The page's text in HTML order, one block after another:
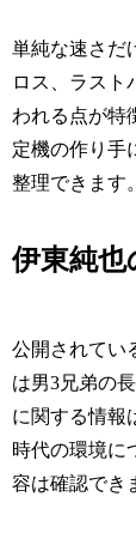
単純な速さだ
ロス、ラスト
われる点が特
定機の作り手
整理できます。
伊東純也
公開されてい
は男3兄弟の
に関する情報
時代の環境に
容は確認でき